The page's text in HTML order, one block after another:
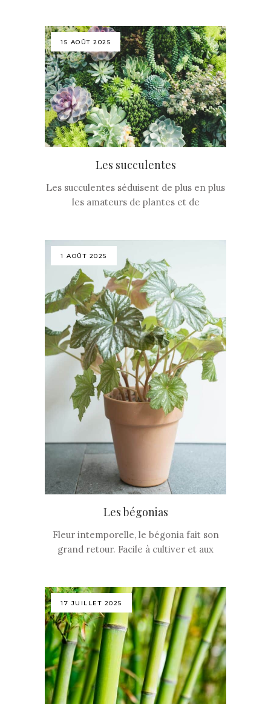
15 AOÛT 2025
Les succulentes
Les succulentes séduisent de plus en plus
les amateurs de plantes et de
1 AOÛT 2025
Les bégonias
Fleur intemporelle, le bégonia fait son
grand retour. Facile à cultiver et aux
17 JUILLET 2025